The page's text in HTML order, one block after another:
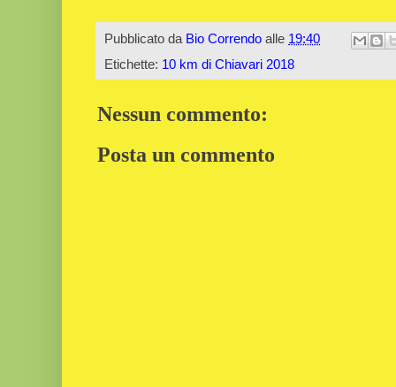
Pubblicato da Bio Correndo alle 19:40
Etichette: 10 km di Chiavari 2018
Nessun commento:
Posta un commento